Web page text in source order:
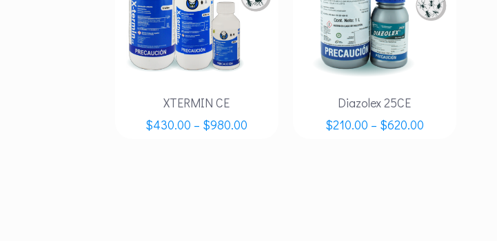
XTERMIN CE
$430.00 – $980.00
Diazolex 25CE
$210.00 – $620.00